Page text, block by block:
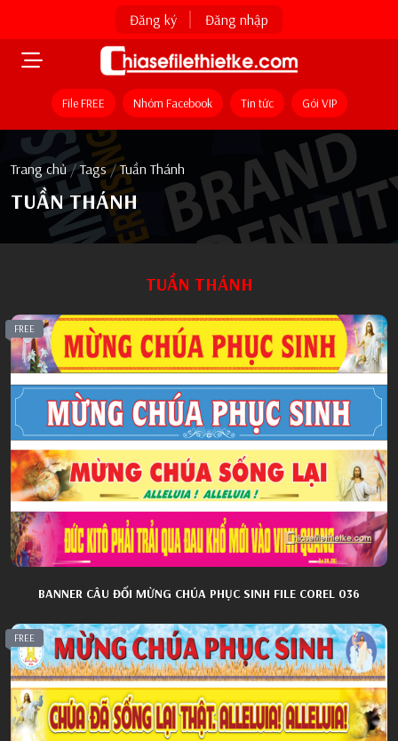
Đăng ký Đăng nhập
File FREE Nhóm Facebook Tin tức Gói VIP
Trang chủ / Tags / Tuần Thánh
TUẦN THÁNH
TUẦN THÁNH
FREE
BANNER CÂU ĐỐI MỪNG CHÚA PHỤC SINH FILE COREL 036
FREE